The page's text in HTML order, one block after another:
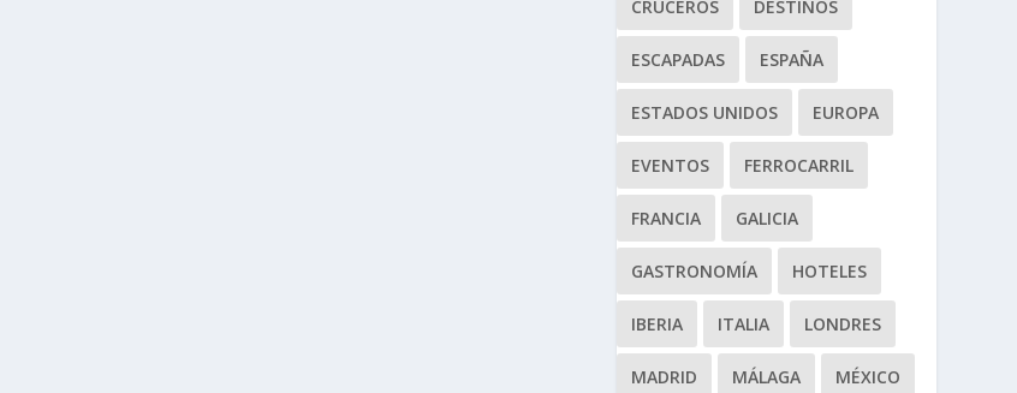
CRUCEROS DESTINOS
ESCAPADAS ESPAÑA
ESTADOS UNIDOS EUROPA
EVENTOS FERROCARRIL
FRANCIA GALICIA
GASTRONOMÍA HOTELES
IBERIA ITALIA LONDRES
MADRID MÁLAGA MÉXICO